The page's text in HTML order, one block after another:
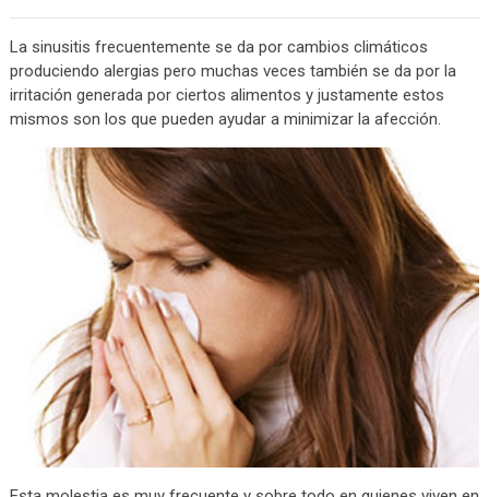
La sinusitis frecuentemente se da por cambios climáticos
produciendo alergias pero muchas veces también se da por la
irritación generada por ciertos alimentos y justamente estos
mismos son los que pueden ayudar a minimizar la afección.